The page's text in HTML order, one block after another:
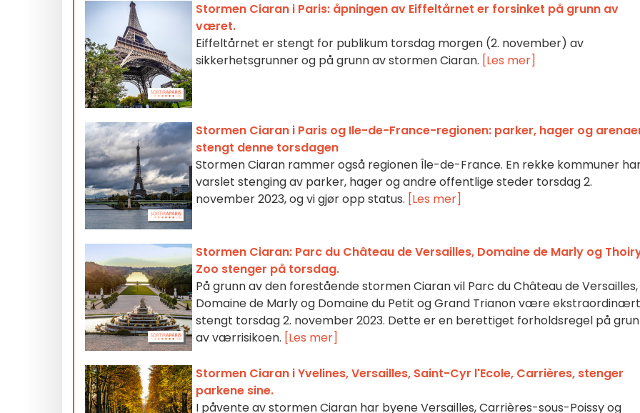
Stormen Ciaran i Paris: åpningen av Eiffeltårnet er forsinket på grunn av
været.
Eiffeltårnet er stengt for publikum torsdag morgen (2. november) av
sikkerhetsgrunner og på grunn av stormen Ciaran. [Les mer]
Stormen Ciaran i Paris og Ile-de-France-regionen: parker, hager og
stengt denne torsdagen
Stormen Ciaran rammer også regionen Île-de-France. En rekke kommuner
varslet stenging av parker, hager og andre offentlige steder torsdag 2.
november 2023, og vi gjør opp status. [Les mer]
Stormen Ciaran: Parc du Château de Versailles, Domaine de Marly og
Zoo stenger på torsdag.
På grunn av den forestående stormen Ciaran vil Parc du Château de Versailles,
Domaine de Marly og Domaine du Petit og Grand Trianon være ekstraordinært
stengt torsdag 2. november 2023. Dette er en berettiget forholdsregel på
av værrisikoen. [Les mer]
Stormen Ciaran i Yvelines, Versailles, Saint-Cyr l'Ecole, Carrières, stenger
parkene sine.
I påvente av stormen Ciaran har byene Versailles, Carrières-sous-Poissy og